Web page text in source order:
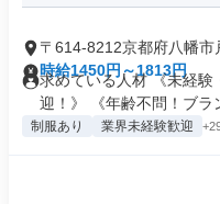
〒614-8212京都府八幡市
時給1450円～1813円
求めている人材 《未経
迎！》 《年齢不問！ブラ
制服あり 業界未経験歓迎